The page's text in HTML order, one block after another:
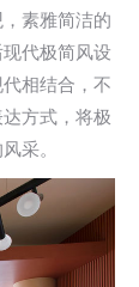
素雅简洁的
代极简风设
相结合，不
方式，将极
采。